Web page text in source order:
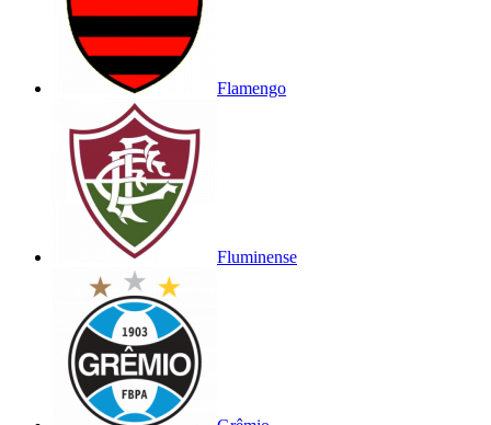
Flamengo
Fluminense